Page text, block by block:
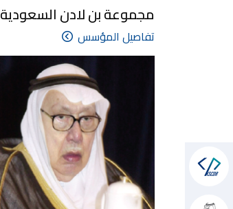
مجموعة بن لادن السعودية
تفاصيل المؤسس